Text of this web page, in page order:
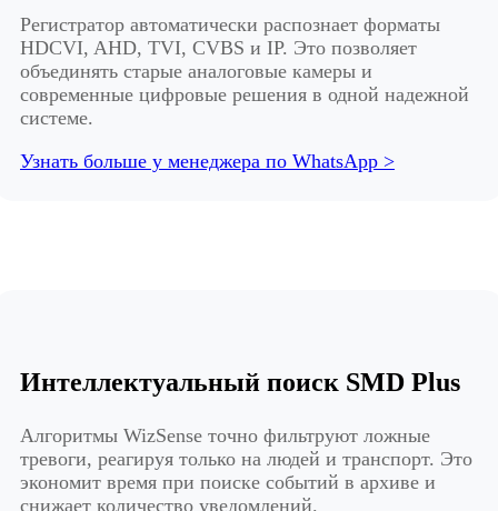
Регистратор автоматически распознает форматы
HDCVI, AHD, TVI, CVBS и IP. Это позволяет
объединять старые аналоговые камеры и
современные цифровые решения в одной надежной
системе.
Узнать больше у менеджера по WhatsApp >
Интеллектуальный поиск SMD Plus
Алгоритмы WizSense точно фильтруют ложные
тревоги, реагируя только на людей и транспорт. Это
экономит время при поиске событий в архиве и
снижает количество уведомлений.